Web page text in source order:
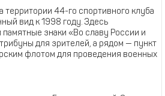
территории 44-го спортивного клуба
вид к 1998 году. Здесь
знаки «Во славу России и
для зрителей, а рядом — пункт
флотом для проведения военных